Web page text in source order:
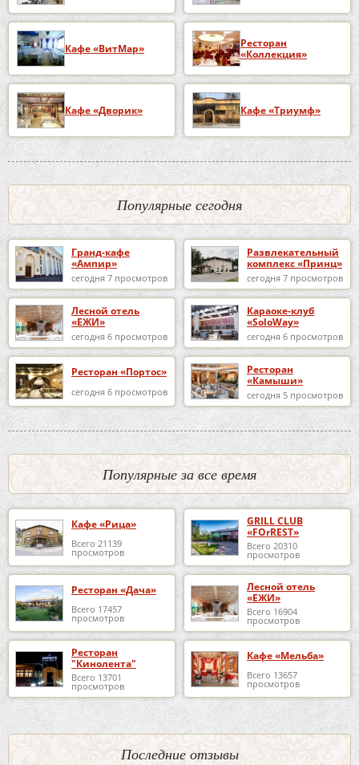
Кафе «ВитМар»
Ресторан
«Коллекция»
Кафе «Дворик» Кафе «Триумф»
Популярные сегодня
Гранд-кафе
«Ампир»
сегодня 7 просмотров
Развлекательный
комплекс «Принц»
сегодня 7 просмотров
Лесной отель
«ЕЖИ»
сегодня 6 просмотров
Караоке-клуб
«SoloWay»
сегодня 6 просмотров
Ресторан «Портос»
сегодня 6 просмотров
Ресторан
«Камыши»
сегодня 5 просмотров
Популярные за все время
Кафе «Рица»
Всего 21139
просмотров
GRILL CLUB
«FOrREST»
Всего 20310
просмотров
Ресторан «Дача»
Всего 17457
просмотров
Лесной отель
«ЕЖИ»
Всего 16904
просмотров
Ресторан
"Кинолента"
Всего 13701
просмотров
Кафе «Мельба»
Всего 13657
просмотров
Последние отзывы